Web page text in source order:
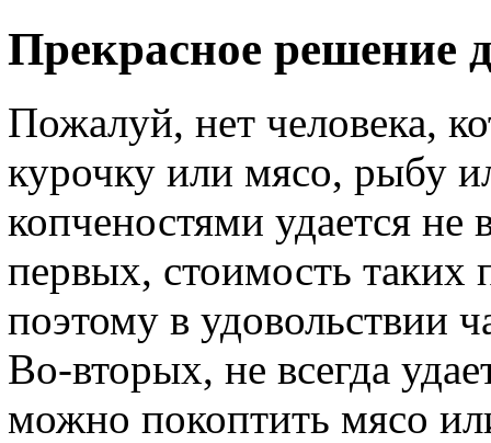
Прекрасное решение
Пожалуй, нет человека,
курочку или мясо, рыбу
копченостями удается
первых, стоимость таких
поэтому в удовольствии
Во-вторых, не всегда
можно покоптить мясо